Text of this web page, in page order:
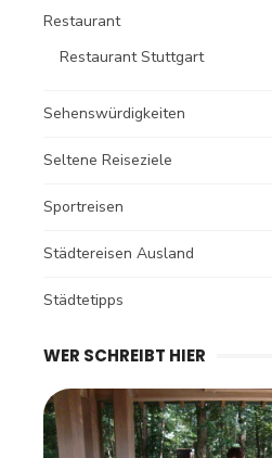
Restaurant
Restaurant Stuttgart
Sehenswürdigkeiten
Seltene Reiseziele
Sportreisen
Städtereisen Ausland
Städtetipps
WER SCHREIBT HIER